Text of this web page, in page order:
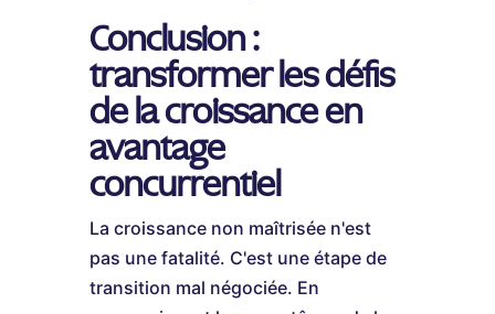
Conclusion :
transformer les défis
de la croissance en
avantage
concurrentiel
La croissance non maîtrisée n'est
pas une fatalité. C'est une étape de
transition mal négociée. En